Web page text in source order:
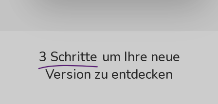
3 Schritte um Ihre neue
Version zu entdecken